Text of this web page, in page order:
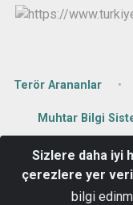
Terör Arananlar
Muhtar Bilgi
Cami Mahallesi
Sizlere daha iyi
çerezlere yer
bilgi